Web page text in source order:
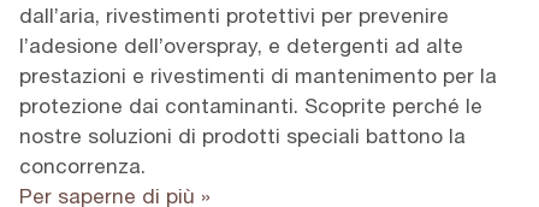
dall’aria, rivestimenti protettivi per prevenire
l’adesione dell’overspray, e detergenti ad alte
prestazioni e rivestimenti di mantenimento per la
protezione dai contaminanti. Scoprite perché le
nostre soluzioni di prodotti speciali battono la
concorrenza.
Per saperne di più »